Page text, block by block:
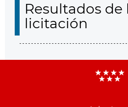
Resultados de
licitación